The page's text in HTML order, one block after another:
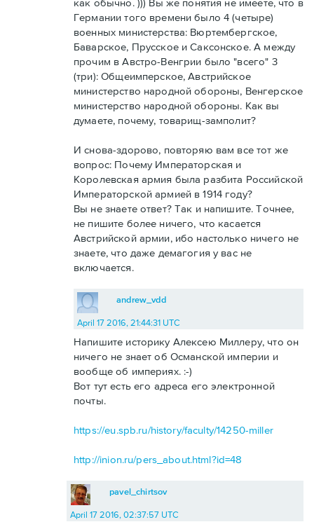
как обычно. ))) Вы же понятия не имеете, что в
Германии того времени было 4 (четыре)
военных министерства: Вюртембергское,
Баварское, Прусское и Саксонское. А между
прочим в Австро-Венгрии было "всего" 3
(три): Общеимперское, Австрийское
министерство народной обороны, Венгерское
министерство народной обороны. Как вы
думаете, почему, товарищ-замполит?
И снова-здорово, повторяю вам все тот же
вопрос: Почему Императорская и
Королевская армия была разбита Российской
Императорской армией в 1914 году?
Вы не знаете ответ? Так и напишите. Точнее,
не пишите более ничего, что касается
Австрийской армии, ибо настолько ничего не
знаете, что даже демагогия у вас не
включается.
andrew_vdd
April 17 2016, 21:44:31 UTC
Напишите историку Алексею Миллеру, что он
ничего не знает об Османской империи и
вообще об империях. :-)
Вот тут есть его адреса его электронной
почты.
https://eu.spb.ru/history/faculty/14250-miller
http://inion.ru/pers_about.html?id=48
pavel_chirtsov
April 17 2016, 02:37:57 UTC